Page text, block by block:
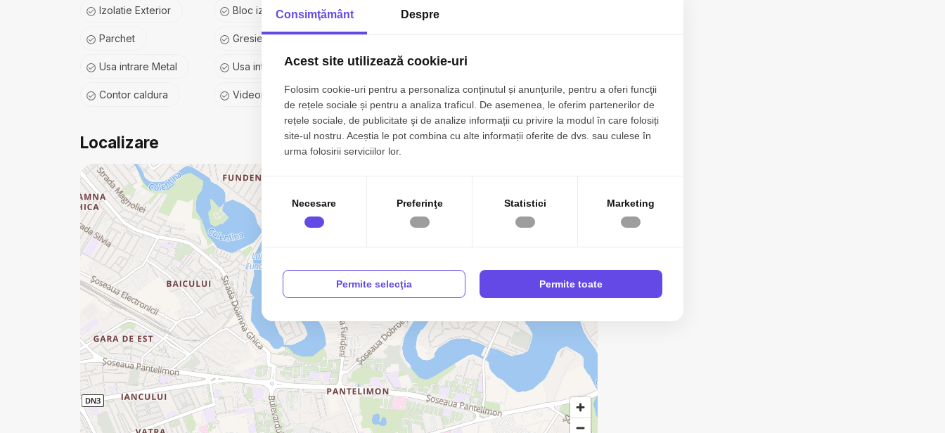
Izolatie Exterior Bloc izolat termic Vopsea lavabila
Parchet Gresie Ferestre PVC
Usa intrare Metal Usa interior Celulare Usa interior Lemn
Contor caldura Videointerfon Lift Curte comuna
Localizare
Consimţământ Despre
Acest site utilizează cookie-uri
Folosim cookie-uri pentru a personaliza conținutul și anunțurile, pentru a oferi funcţii
de rețele sociale și pentru a analiza traficul. De asemenea, le oferim partenerilor de
rețele sociale, de publicitate şi de analize informații cu privire la modul în care folosiți
site-ul nostru. Aceștia le pot combina cu alte informații oferite de dvs. sau culese în
urma folosirii serviciilor lor.
Necesare Preferinţe Statistici Marketing
Permite selecţia Permite toate